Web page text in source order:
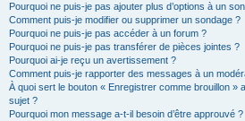
Pourquoi ne puis-je pas ajouter plus d’options à un
Comment puis-je modifier ou supprimer un sondage ?
Pourquoi ne puis-je pas accéder à un forum ?
Pourquoi ne puis-je pas transférer de pièces jointes ?
Pourquoi ai-je reçu un avertissement ?
Comment puis-je rapporter des messages à un
À quoi sert le bouton « Enregistrer comme brouillon »
sujet ?
Pourquoi mon message a-t-il besoin d’être approuvé ?